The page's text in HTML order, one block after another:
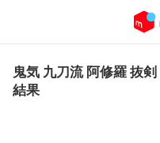
鬼気 九刀流 阿修羅 抜
結果